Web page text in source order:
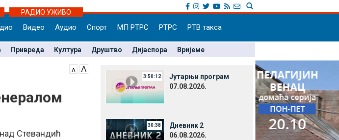
РАДИО УЖИВО
Видео Аудио Спорт МП РТРС РТРС РТВ такса
Привреда Култура Друштво Дијаспора Вријеме
Стевандић
3:50:12
Јутарњи програм
07.08.2026.
30:38
Дневник 2
06.08.2026.